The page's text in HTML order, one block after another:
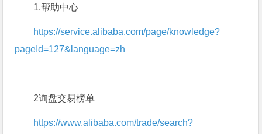
1.帮助中心
https://service.alibaba.com/page/knowledge?
pageId=127&language=zh
2询盘交易榜单
https://www.alibaba.com/trade/search?